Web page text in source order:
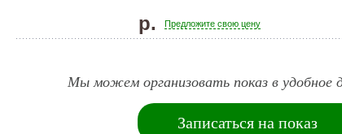
р. Предложите свою цену
Мы можем организовать показ в удобное
Записаться на показ